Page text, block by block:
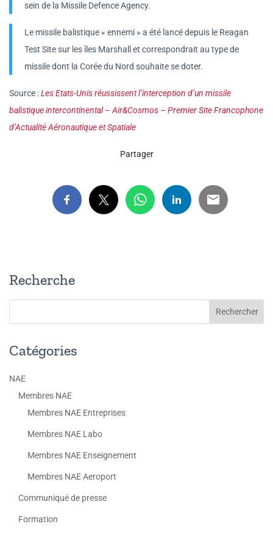
sein de la Missile Defence Agency.
Le missile balistique « ennemi » a été lancé depuis le Reagan
Test Site sur les îles Marshall et correspondrait au type de
missile dont la Corée du Nord souhaite se doter.
Source :Les Etats-Unis réussissent l’interception d’un missile
balistique intercontinental – Air&Cosmos – Premier Site Francophone
d’Actualité Aéronautique et Spatiale
Partager
Recherche
Catégories
NAE
Membres NAE
Membres NAE Entreprises
Membres NAE Labo
Membres NAE Enseignement
Membres NAE Aeroport
Communiqué de presse
Formation